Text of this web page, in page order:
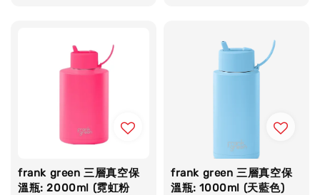
frank green 三層真空保
溫瓶: 2000ml (霓虹粉
frank green 三層真空保
溫瓶: 1000ml (天藍色)